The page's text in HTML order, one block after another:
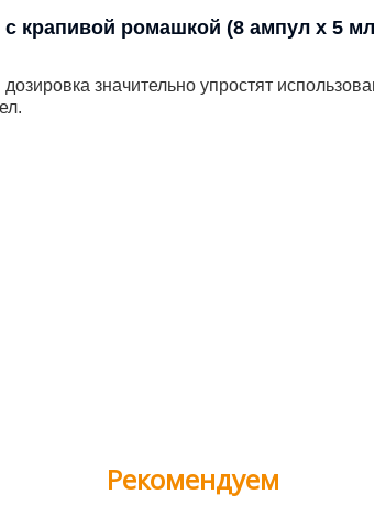
крапивой ромашкой (8 ампул х 5
значительно упростят
Рекомендуем